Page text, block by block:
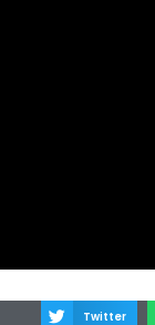
Twitter